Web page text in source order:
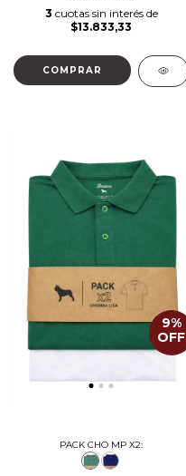
3 cuotas sin interés de
$13.833,33
COMPRAR
9%
OFF
PACK CHO MP X2: